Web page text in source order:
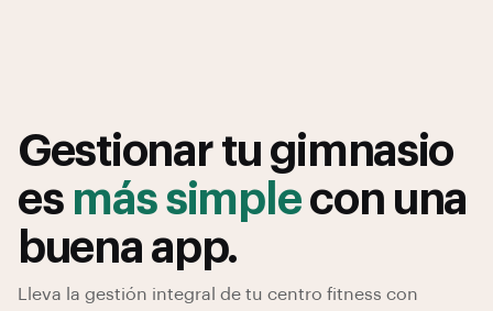
Gestionar tu gimnasio
es más simplecon una
buena app.
Lleva la gestión integral de tu centro fitness con